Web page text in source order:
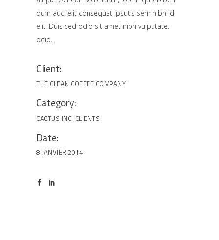
dum auci elit consequat ipsutis sem nibh id
elit. Duis sed odio sit amet nibh vulputate.
odio.
Client:
THE CLEAN COFFEE COMPANY
Category:
CACTUS INC. CLIENTS
Date:
8 JANVIER 2014